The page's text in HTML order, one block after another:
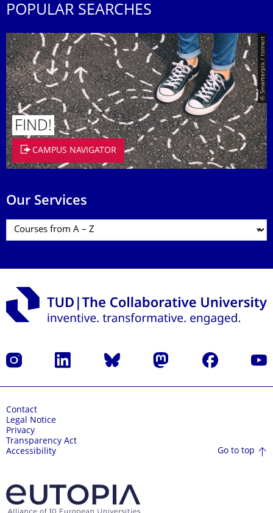
POPULAR SEARCHES
© Smarterpix / tomert
FIND!
CAMPUS NAVIGATOR
Our Services
Instagram LinkedIn Bluesky Mastodon Facebook
Contact
Legal Notice
Privacy
Transparency Act
Accessibility
Go to top